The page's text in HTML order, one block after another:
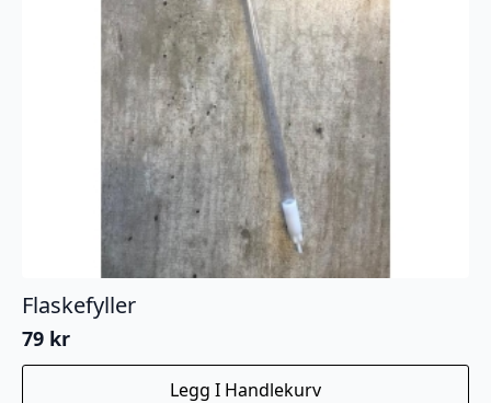
Flaskefyller
79 kr
Legg I Handlekurv